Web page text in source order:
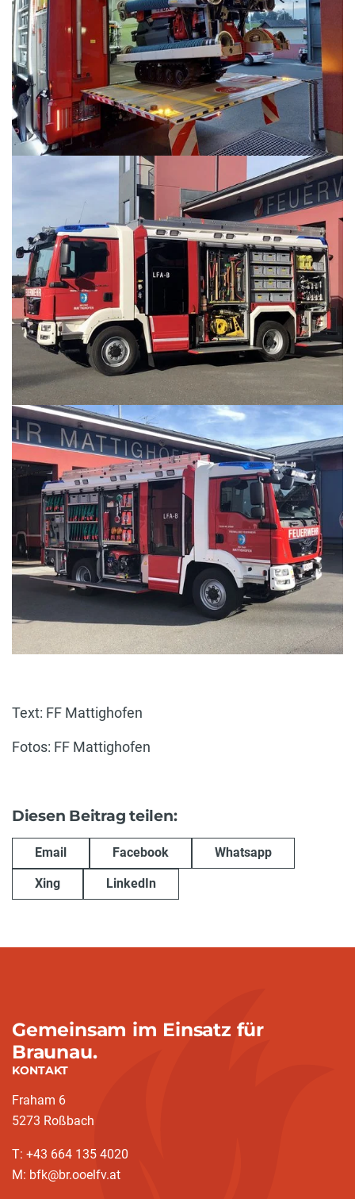
Text: FF Mattighofen
Fotos: FF Mattighofen
Diesen Beitrag teilen:
Email Facebook Whatsapp
Xing LinkedIn
Gemeinsam im Einsatz für
Braunau.
KONTAKT
Fraham 6
5273 Roßbach
T: +43 664 135 4020
M: bfk@br.ooelfv.at